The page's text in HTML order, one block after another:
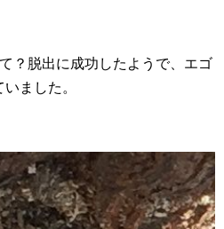
？脱出に成功したようで、エゴ
ました。